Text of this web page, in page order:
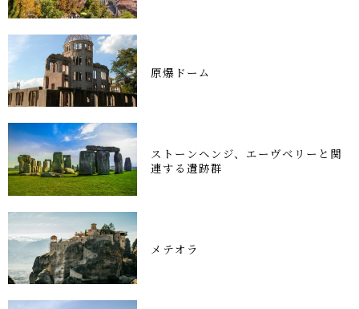
原爆ドーム
ストーンヘンジ、エーヴベリーと関
連する遺跡群
メテオラ